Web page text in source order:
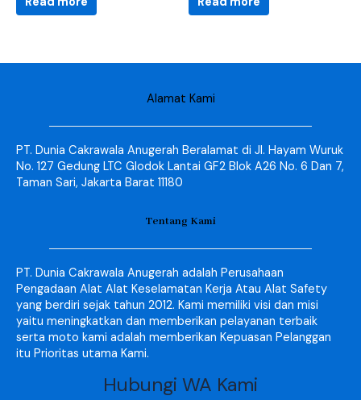
Alamat Kami
PT. Dunia Cakrawala Anugerah Beralamat di Jl. Hayam Wuruk
No. 127 Gedung LTC Glodok Lantai GF2 Blok A26 No. 6 Dan 7,
Taman Sari, Jakarta Barat 11180
Tentang Kami
PT. Dunia Cakrawala Anugerah adalah Perusahaan
Pengadaan Alat Alat Keselamatan Kerja Atau Alat Safety
yang berdiri sejak tahun 2012. Kami memiliki visi dan misi
yaitu meningkatkan dan memberikan pelayanan terbaik
serta moto kami adalah memberikan Kepuasan Pelanggan
itu Prioritas utama Kami.
Hubungi WA Kami